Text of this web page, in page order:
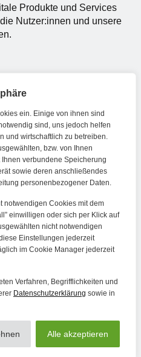
ein. Einige von ihnen sind
sind, uns jedoch helfen
und wirtschaftlich zu betreiben.
bzw. von Ihnen
verbundene Speicherung
sowie deren anschließendes
personenbezogener Daten.
notwendigen Cookies mit dem
einwilligen oder sich per Klick auf
nicht notwendigen
Einstellungen jederzeit
im Cookie Manager jederzeit
Verfahren, Begrifflichkeiten und
Datenschutzerklärung sowie in
Alle akzeptieren
Alle Artikel
Produkte und Services
Nutzer:innen und unsere